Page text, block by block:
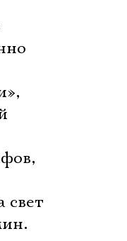
свет